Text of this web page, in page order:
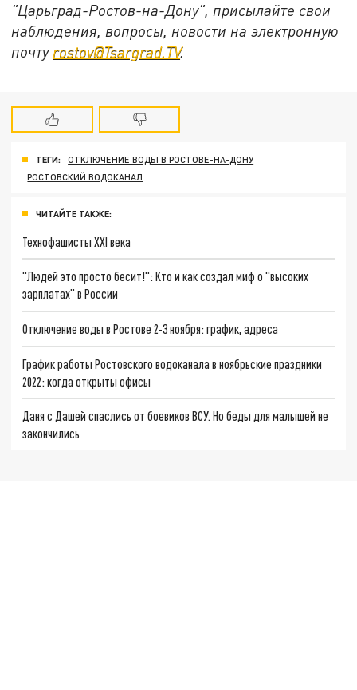
"Царьград-Ростов-на-Дону", присылайте свои
наблюдения, вопросы, новости на электронную
почту rostov@Tsargrad.ТV.
ТЕГИ:
ОТКЛЮЧЕНИЕ ВОДЫ В РОСТОВЕ-НА-ДОНУ
РОСТОВСКИЙ ВОДОКАНАЛ
ЧИТАЙТЕ ТАКЖЕ:
Технофашисты XXI века
"Людей это просто бесит!": Кто и как создал миф о "высоких
зарплатах" в России
Отключение воды в Ростове 2-3 ноября: график, адреса
График работы Ростовского водоканала в ноябрьские праздники
2022: когда открыты офисы
Даня с Дашей спаслись от боевиков ВСУ. Но беды для малышей не
закончились